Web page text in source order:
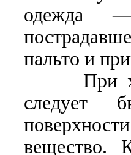
одежда
пальто и
При
следует
вещество.